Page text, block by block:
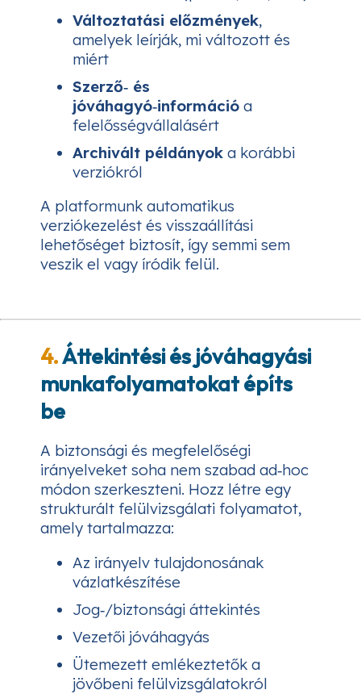
Változtatási előzmények,
amelyek leírják, mi változott és
miért
Szerző‑ és
jóváhagyó‑információ a
felelősségvállalásért
Archivált példányok a korábbi
verziókról
A platformunk automatikus
verziókezelést és visszaállítási
lehetőséget biztosít, így semmi sem
veszik el vagy íródik felül.
4.Áttekintési és jóváhagyási
munkafolyamatokat építs
be
A biztonsági és megfelelőségi
irányelveket soha nem szabad ad‑hoc
módon szerkeszteni. Hozz létre egy
strukturált felülvizsgálati folyamatot,
amely tartalmazza:
Az irányelv tulajdonosának
vázlatkészítése
Jog‑/biztonsági áttekintés
Vezetői jóváhagyás
Ütemezett emlékeztetők a
jövőbeni felülvizsgálatokról